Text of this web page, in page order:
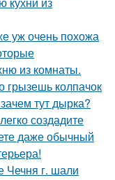
уж очень похожа
из комнаты.
грызешь колпачок
тут дырка?
создадите
даже обычный
Чечня г. шали